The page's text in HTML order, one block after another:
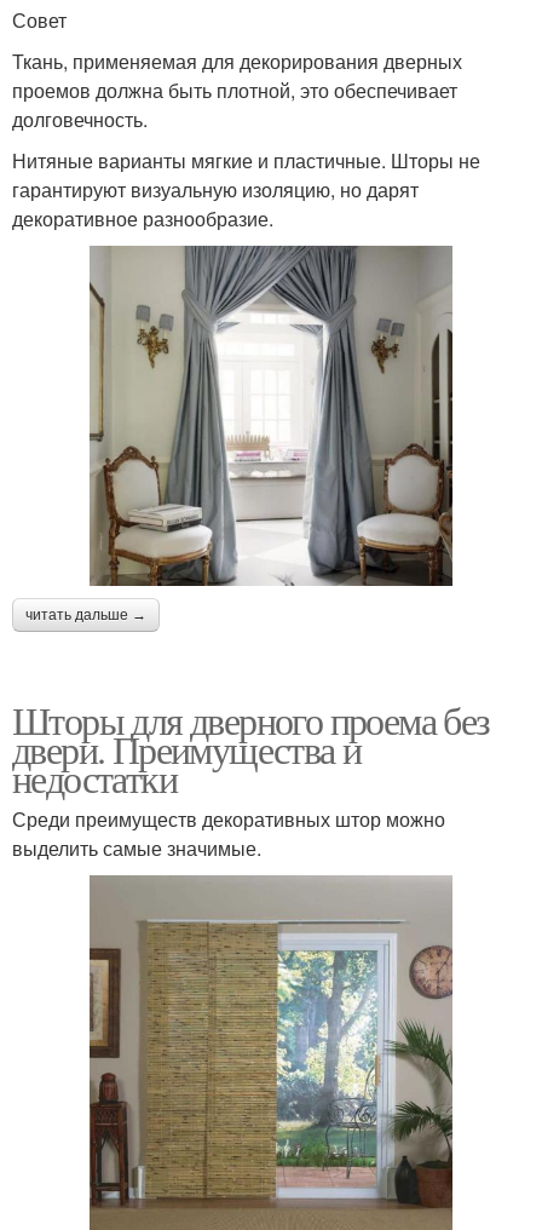
Совет
Ткань, применяемая для декорирования дверных
проемов должна быть плотной, это обеспечивает
долговечность.
Нитяные варианты мягкие и пластичные. Шторы не
гарантируют визуальную изоляцию, но дарят
декоративное разнообразие.
читать дальше →
Шторы для дверного проема без
двери. Преимущества и
недостатки
Среди преимуществ декоративных штор можно
выделить самые значимые.